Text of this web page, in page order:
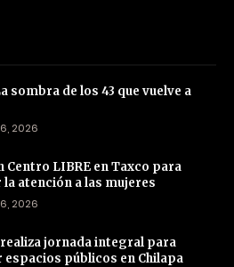
sombra de los 43 que vuelve a
2026
Centro LIBRE en Taxco para
atención a las mujeres
2026
jornada integral para
públicos en Chilapa